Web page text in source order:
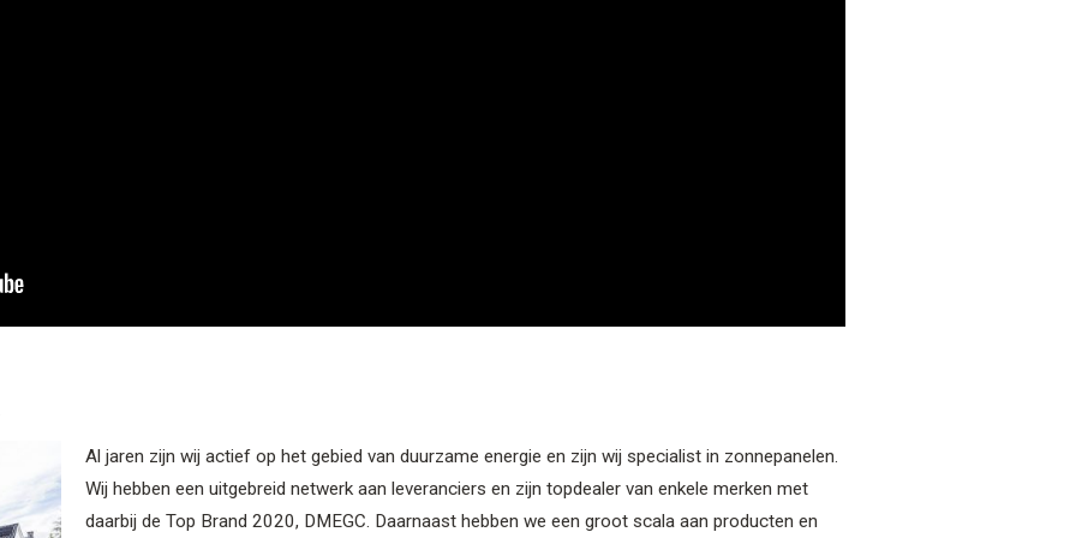
Al jaren zijn wij actief op het gebied van duurzame energie en zijn wij specialist in zonnepanelen.
Wij hebben een uitgebreid netwerk aan leveranciers en zijn topdealer van enkele merken met
daarbij de Top Brand 2020, DMEGC. Daarnaast hebben we een groot scala aan producten en